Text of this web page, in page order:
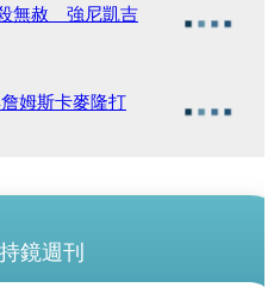
無赦 強尼凱吉
姆斯卡麥隆打
鏡週刊